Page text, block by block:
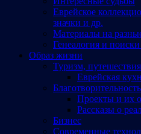
Еврейское
значки и др.
Материалы на
Генеалогия и
Образ жизни
Туризм,
Еврейская
Благотворительность
Проекты и их
Рассказы о
Бизнес
Современные